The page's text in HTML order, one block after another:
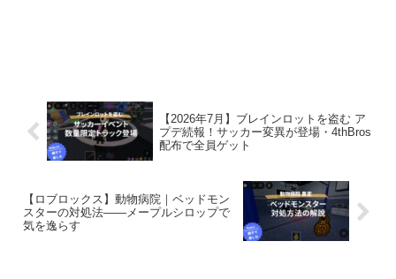
【2026年7月】ブレインロットを盗む ア
プデ続報！サッカー変異が登場・4thBros
配布で全員ゲット
【ロブロックス】動物病院｜ベッドモン
スターの対処法——メープルシロップで
気を逸らす